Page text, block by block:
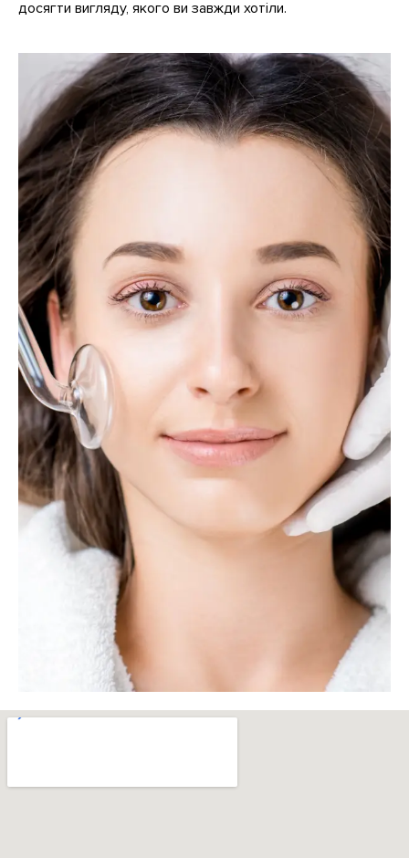
досягти вигляду, якого ви завжди хотіли.